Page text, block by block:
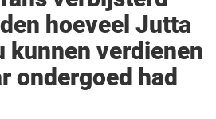
hoeveel Jutta
kunnen verdienen
ondergoed had